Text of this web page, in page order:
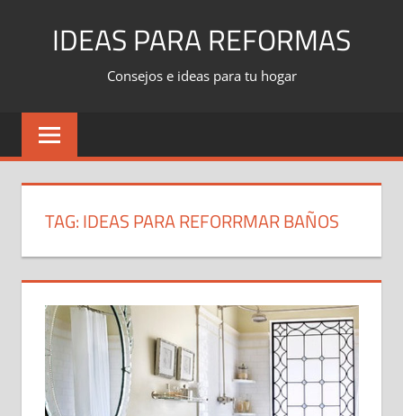
IDEAS PARA REFORMAS
Consejos e ideas para tu hogar
TAG:IDEAS PARA REFORRMAR BAÑOS